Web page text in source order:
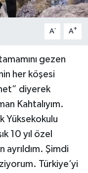
A- A+
gezen
her köşesi
diyerek
Kahtalıyım.
Yüksekokulu
10 yıl özel
ayrıldım. Şimdi
Türkiye’yi